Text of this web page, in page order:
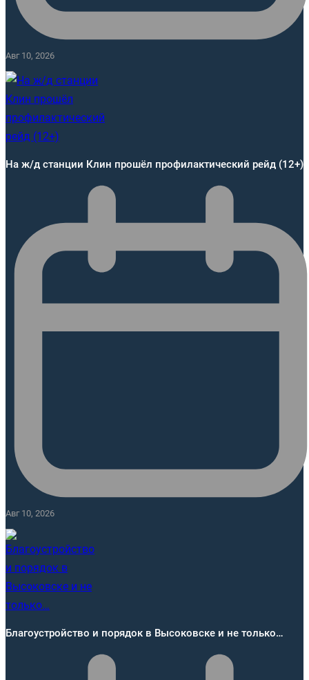
Авг 10, 2026
На ж/д станции Клин прошёл профилактический рейд (12+)
Авг 10, 2026
Благоустройство и порядок в Высоковске и не только…